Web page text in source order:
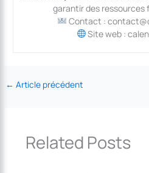
garantir des ressources
Contact :
Site web :
← Article précédent
Related Posts